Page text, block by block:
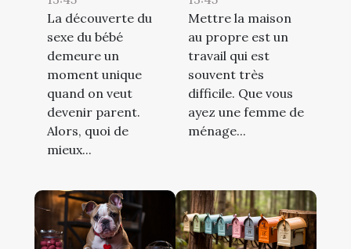
La découverte du
sexe du bébé
demeure un
moment unique
quand on veut
devenir parent.
Alors, quoi de
mieux...
Mettre la maison
au propre est un
travail qui est
souvent très
difficile. Que vous
ayez une femme de
ménage...